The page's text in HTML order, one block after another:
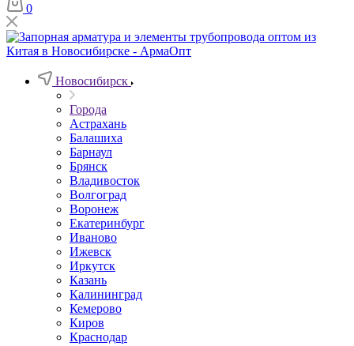
0
Новосибирск
Города
Астрахань
Балашиха
Барнаул
Брянск
Владивосток
Волгоград
Воронеж
Екатеринбург
Иваново
Ижевск
Иркутск
Казань
Калининград
Кемерово
Киров
Краснодар